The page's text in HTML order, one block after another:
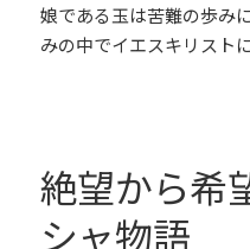
娘である玉は苦難の歩み
みの中でイエスキリスト
絶望から希
シャ物語